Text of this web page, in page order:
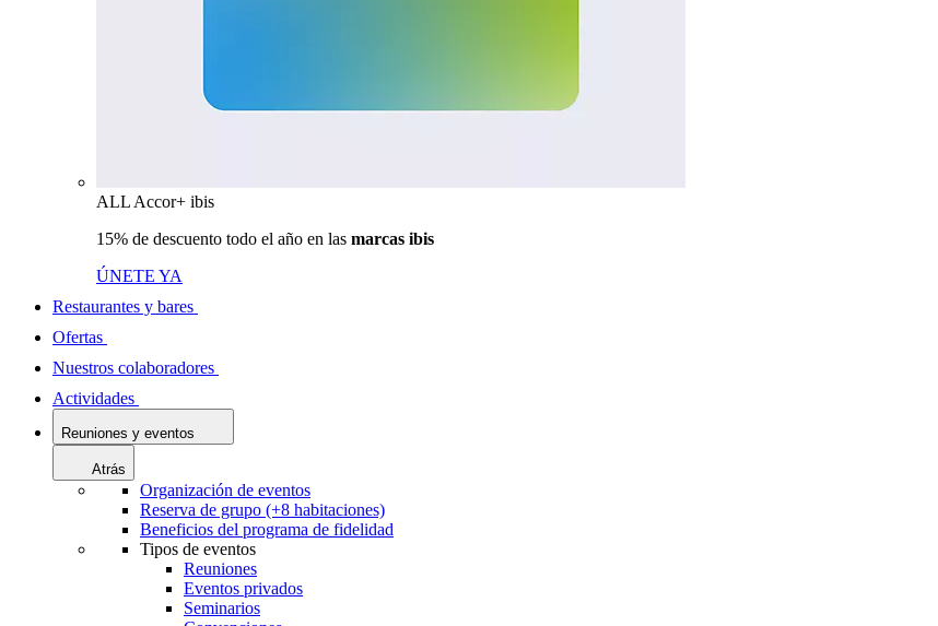
ALL Accor+ ibis
15% de descuento todo el año en las marcas ibis
ÚNETE YA
Restaurantes y bares
Ofertas
Nuestros colaboradores
Actividades
Reuniones y eventos
Atrás
Organización de eventos
Reserva de grupo (+8 habitaciones)
Beneficios del programa de fidelidad
Tipos de eventos
Reuniones
Eventos privados
Seminarios